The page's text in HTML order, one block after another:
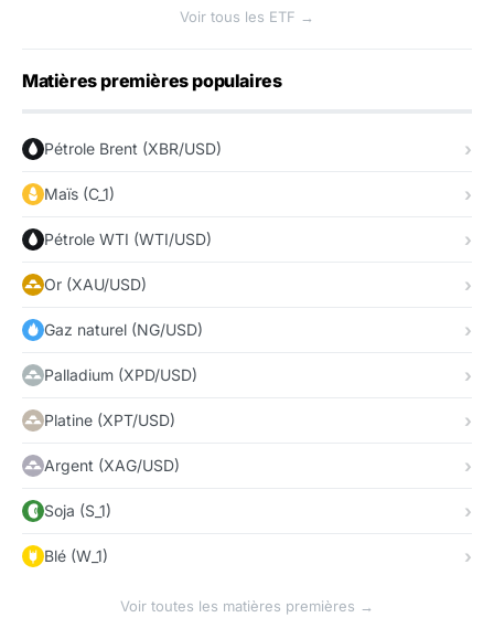
Voir tous les ETF →
Matières premières populaires
Pétrole Brent (XBR/USD)
Maïs (C_1)
Pétrole WTI (WTI/USD)
Or (XAU/USD)
Gaz naturel (NG/USD)
Palladium (XPD/USD)
Platine (XPT/USD)
Argent (XAG/USD)
Soja (S_1)
Blé (W_1)
Voir toutes les matières premières →